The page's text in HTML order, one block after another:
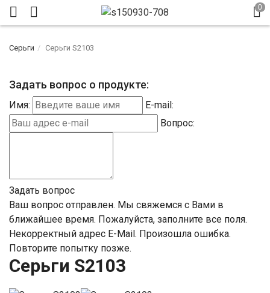
Серьги Серьги S2103
Задать вопрос о продукте:
Имя:
E-mail:
Вопрос:
Задать вопрос
Ваш вопрос отправлен. Мы свяжемся с Вами в
ближайшее время. Пожалуйста, заполните все поля.
Некорректный адрес E-Mail. Произошла ошибка.
Повторите попытку позже.
Серьги S2103